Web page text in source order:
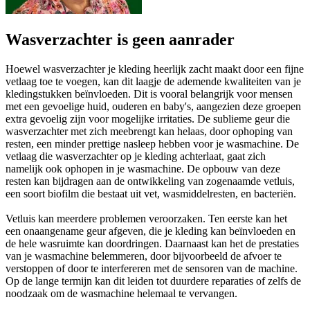
Wasverzachter is geen aanrader
Hoewel wasverzachter je kleding heerlijk zacht maakt door een fijne
vetlaag toe te voegen, kan dit laagje de ademende kwaliteiten van je
kledingstukken beïnvloeden. Dit is vooral belangrijk voor mensen
met een gevoelige huid, ouderen en baby's, aangezien deze groepen
extra gevoelig zijn voor mogelijke irritaties. De sublieme geur die
wasverzachter met zich meebrengt kan helaas, door ophoping van
resten, een minder prettige nasleep hebben voor je wasmachine. De
vetlaag die wasverzachter op je kleding achterlaat, gaat zich
namelijk ook ophopen in je wasmachine. De opbouw van deze
resten kan bijdragen aan de ontwikkeling van zogenaamde vetluis,
een soort biofilm die bestaat uit vet, wasmiddelresten, en bacteriën.
Vetluis kan meerdere problemen veroorzaken. Ten eerste kan het
een onaangename geur afgeven, die je kleding kan beïnvloeden en
de hele wasruimte kan doordringen. Daarnaast kan het de prestaties
van je wasmachine belemmeren, door bijvoorbeeld de afvoer te
verstoppen of door te interfereren met de sensoren van de machine.
Op de lange termijn kan dit leiden tot duurdere reparaties of zelfs de
noodzaak om de wasmachine helemaal te vervangen.